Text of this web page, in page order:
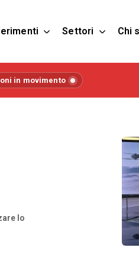
Settori Chi
in movimento
lo